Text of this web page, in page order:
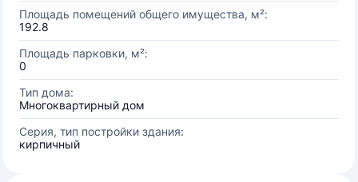
Площадь помещений общего имущества, м²:
192.8
Площадь парковки, м²:
0
Тип дома:
Многоквартирный дом
Серия, тип постройки здания:
кирпичный